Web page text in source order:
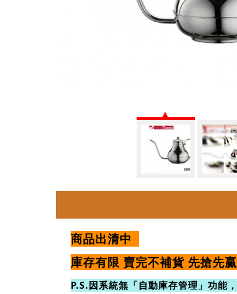
商品出清中
庫存有限 賣完不補貨 先搶先贏
P.S.因系統無「自動庫存管理」功能，